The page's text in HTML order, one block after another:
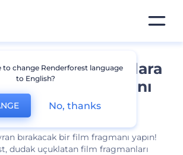
şablonlara
film fragmanı
aracı
bırakacak bir film fragmanı yapın!
dudak uçuklatan film fragmanları
to change Renderforest language
to English?
No, thanks